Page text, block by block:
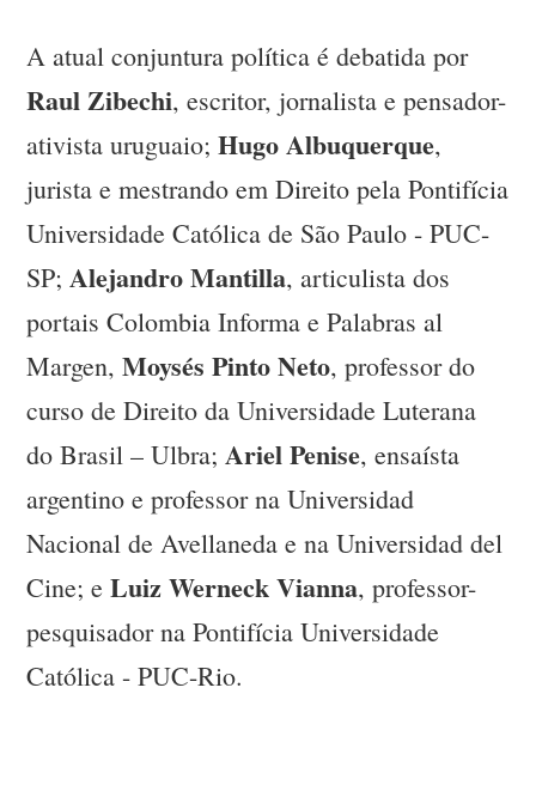
A atual conjuntura política é debatida por
Raul Zibechi, escritor, jornalista e pensador-
ativista uruguaio;Hugo Albuquerque,
jurista e mestrando em Direito pela Pontifícia
Universidade Católica de São Paulo - PUC-
SP;Alejandro Mantilla, articulista dos
portais Colombia Informa e Palabras al
Margen,Moysés Pinto Neto, professor do
curso de Direito da Universidade Luterana
do Brasil – Ulbra;Ariel Penise, ensaísta
argentino e professor na Universidad
Nacional de Avellaneda e na Universidad del
Cine; eLuiz Werneck Vianna, professor-
pesquisador na Pontifícia Universidade
Católica - PUC-Rio.